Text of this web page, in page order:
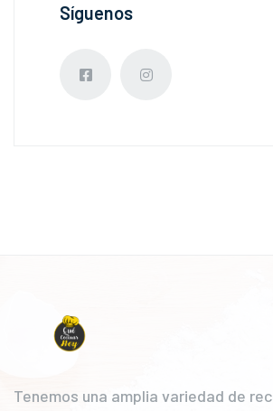
Síguenos
Tenemos una amplia variedad de